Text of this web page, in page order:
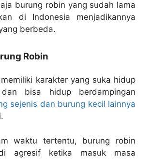
burung robin yang sudah lama
di Indonesia menjadikannya
berbeda.
Robin
karakter yang suka hidup
dan bisa hidup berdampingan
sejenis dan burung kecil lainnya
waktu tertentu, burung robin
agresif ketika masuk masa